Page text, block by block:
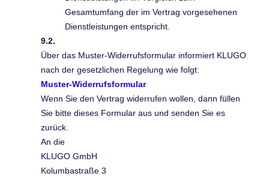
Gesamtumfang der im Vertrag vorgesehenen
Dienstleistungen entspricht.
9.2.
Über das Muster-Widerrufsformular informiert KLUGO
nach der gesetzlichen Regelung wie folgt:
Muster-Widerrufsformular
Wenn Sie den Vertrag widerrufen wollen, dann füllen
Sie bitte dieses Formular aus und senden Sie es
zurück.
An die
KLUGO GmbH
Kolumbastraße 3